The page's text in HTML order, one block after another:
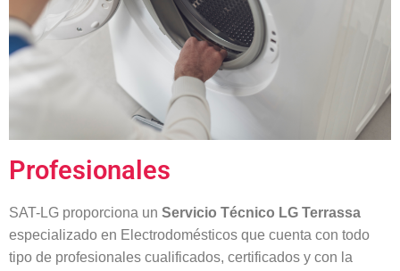
Profesionales
SAT-LG proporciona un Servicio Técnico LG Terrassa
especializado en Electrodomésticos que cuenta con todo
tipo de profesionales cualificados, certificados y con la